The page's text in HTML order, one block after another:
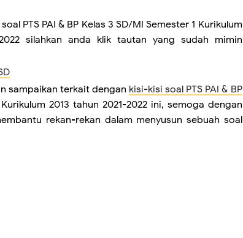
PTS PAI & BP Kelas 3 SD/MI Semester 1 Kurikulum
silahkan anda klik tautan yang sudah mimin
sampaikan terkait dengan kisi-kisi soal PTS PAI & BP
Kurikulum 2013 tahun 2021-2022 ini, semoga dengan
rekan-rekan dalam menyusun sebuah soal